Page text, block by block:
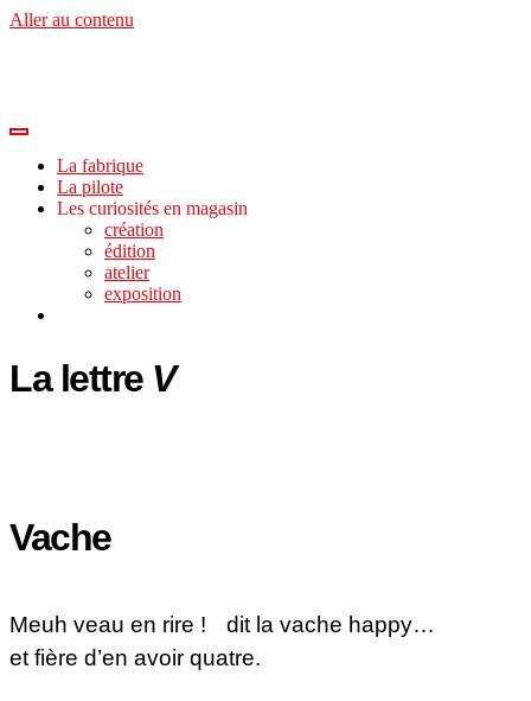
Aller au contenu
La fabrique
La pilote
Les curiosités en magasin
création
édition
atelier
exposition
La lettre V
Vache
Meuh veau en rire ! dit la vache happy…
et fière d’en avoir quatre.